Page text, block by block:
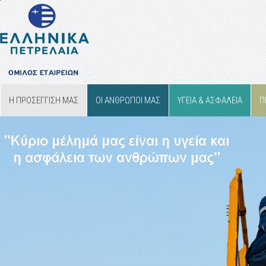
Η ΠΡΟΣΕΓΓΙΣΗ ΜΑΣ ΟΙ ΑΝΘΡΩΠΟΙ ΜΑΣ ΥΓΕΙΑ & ΑΣΦΑΛΕΙΑ